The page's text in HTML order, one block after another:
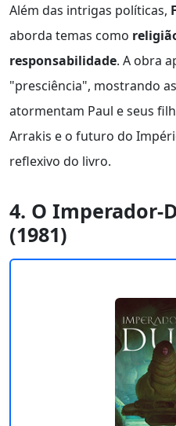
Além das intrigas políticas,
aborda temas como
responsabilidade. A obra
"presciência", mostrando
atormentam Paul e seus
Arrakis e o futuro do
reflexivo do livro.
4. O Imperador-
(1981)